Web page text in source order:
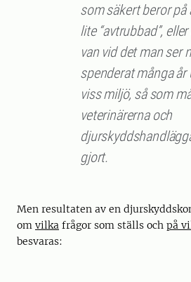
som säkert beror på
lite “avtrubbad”,
van vid det man ser
spenderat många år
viss miljö, så som
veterinärerna och
gjort.
Men resultaten av en
om vilka frågor som ställs och på
besvaras: